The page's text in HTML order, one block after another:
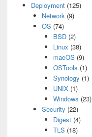
Deployment(125)
Network (9)
OS (74)
BSD(2)
Linux (38)
macOS (9)
OSTools (1)
Synology (1)
UNIX(1)
Windows (23)
Security (22)
Digest(4)
TLS (18)